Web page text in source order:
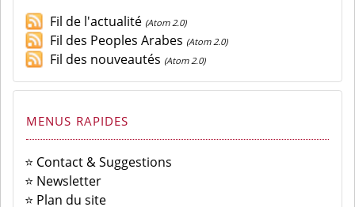
Fil de l'actualité (Atom 2.0)
Fil des Peoples Arabes (Atom 2.0)
Fil des nouveautés (Atom 2.0)
MENUS RAPIDES
⭐ Contact & Suggestions
⭐ Newsletter
⭐ Plan du site